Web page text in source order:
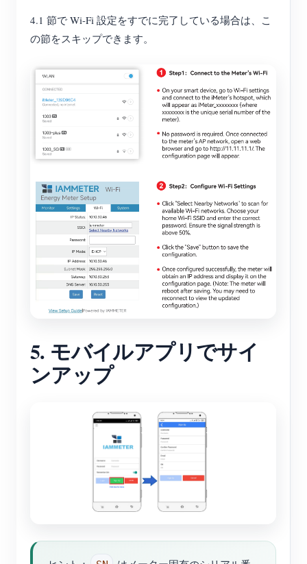
4.1 節で Wi-Fi 設定をすでに完了している場合は、こ
の節をスキップできます。
5. モバイルアプリでサイ
ンアップ